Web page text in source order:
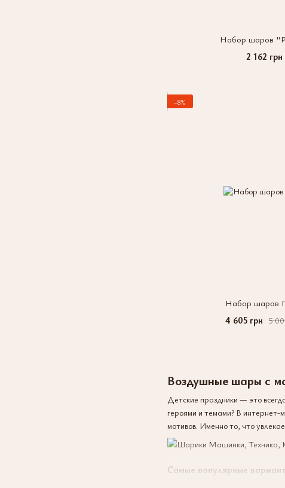
Воздушные шары с
Детские праздники — это
героями и темами? В
мотивов. Именно то, что
Самые популярные
Набор шаров
2 162 грн
−8%
Набор шаров
5
4 605 грн